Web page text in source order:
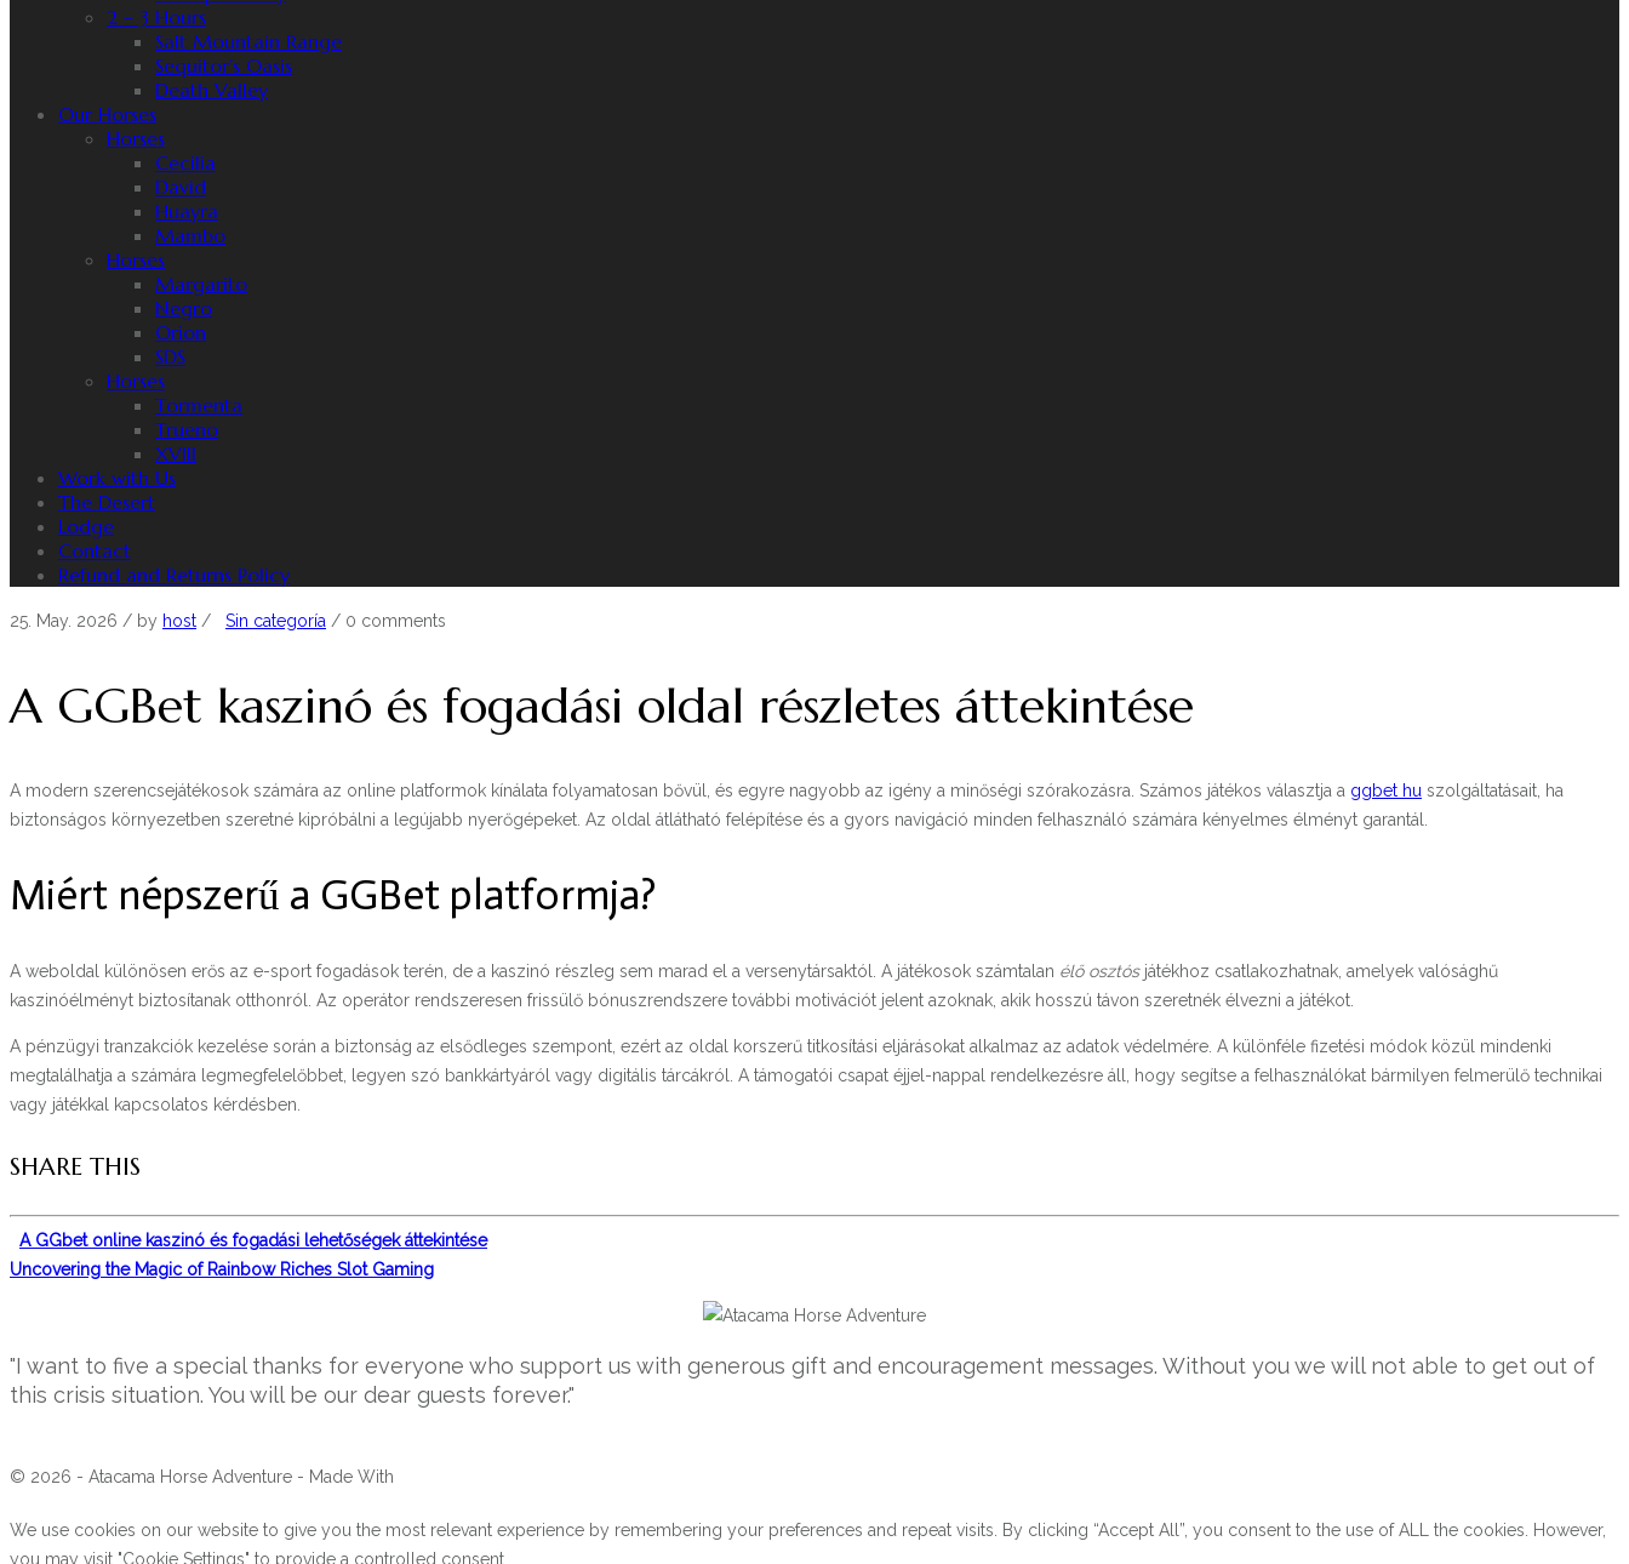
2 – 3 Hours
Salt Mountain Range
Sequitor’s Oasis
Death Valley
Our Horses
Horses
Cecilia
David
Huayra
Mambo
Horses
Margarito
Negro
Orion
SDS
Horses
Tormenta
Trueno
XVIII
Work with Us
The Desert
Lodge
Contact
Refund and Returns Policy
25. May. 2026 / by host / Sin categoría / 0 comments
A GGBet kaszinó és fogadási oldal részletes áttekintése
A modern szerencsejátékosok számára az online platformok kínálata folyamatosan bővül, és egyre nagyobb az igény a minőségi szórakozásra. Számos játékos választja a ggbet hu szolgáltatásait, ha
biztonságos környezetben szeretné kipróbálni a legújabb nyerőgépeket. Az oldal átlátható felépítése és a gyors navigáció minden felhasználó számára kényelmes élményt garantál.
Miért népszerű a GGBet platformja?
A weboldal különösen erős az e-sport fogadások terén, de a kaszinó részleg sem marad el a versenytársaktól. A játékosok számtalan élő osztósjátékhoz csatlakozhatnak, amelyek valósághű
kaszinóélményt biztosítanak otthonról. Az operátor rendszeresen frissülő bónuszrendszere további motivációt jelent azoknak, akik hosszú távon szeretnék élvezni a játékot.
A pénzügyi tranzakciók kezelése során a biztonság az elsődleges szempont, ezért az oldal korszerű titkosítási eljárásokat alkalmaz az adatok védelmére. A különféle fizetési módok közül mindenki
megtalálhatja a számára legmegfelelőbbet, legyen szó bankkártyáról vagy digitális tárcákról. A támogatói csapat éjjel-nappal rendelkezésre áll, hogy segítse a felhasználókat bármilyen felmerülő technikai
vagy játékkal kapcsolatos kérdésben.
SHARE THIS
A GGbet online kaszinó és fogadási lehetőségek áttekintése
Uncovering the Magic of Rainbow Riches Slot Gaming
"I want to five a special thanks for everyone who support us with generous gift and encouragement messages. Without you we will not able to get out of
this crisis situation. You will be our dear guests forever."
© 2026 - Atacama Horse Adventure - Made With
We use cookies on our website to give you the most relevant experience by remembering your preferences and repeat visits. By clicking “Accept All”, you consent to the use of ALL the cookies. However,
you may visit "Cookie Settings" to provide a controlled consent.